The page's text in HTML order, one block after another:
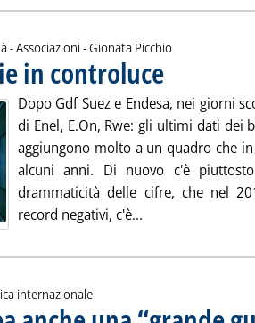
- Associazioni -di:
Gionata Picchio
in controluce
Dopo Gdf Suez e Endesa, nei giorni
di Enel, E.On, Rwe: gli ultimi dati dei
aggiungono molto a un quadro che
alcuni anni. Di nuovo c'è
drammaticità delle cifre, che nel
record negativi, c'è... Leggi tutta la
internazionale